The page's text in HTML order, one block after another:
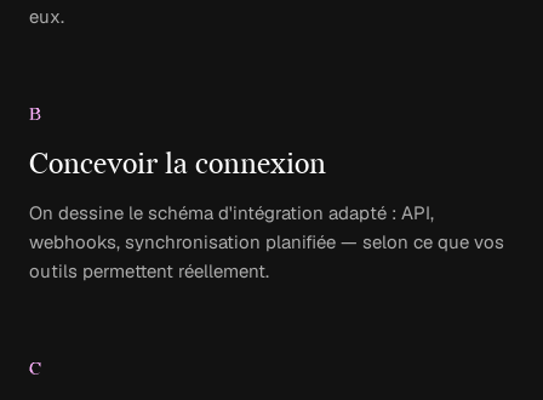
eux.
B
Concevoir la connexion
On dessine le schéma d'intégration adapté : API,
webhooks, synchronisation planifiée — selon ce que vos
outils permettent réellement.
C